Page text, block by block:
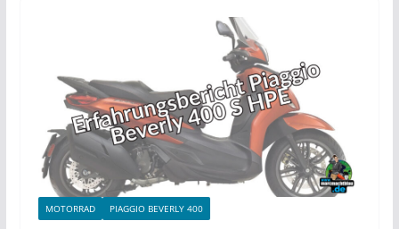
MOTORRAD PIAGGIO BEVERLY 400